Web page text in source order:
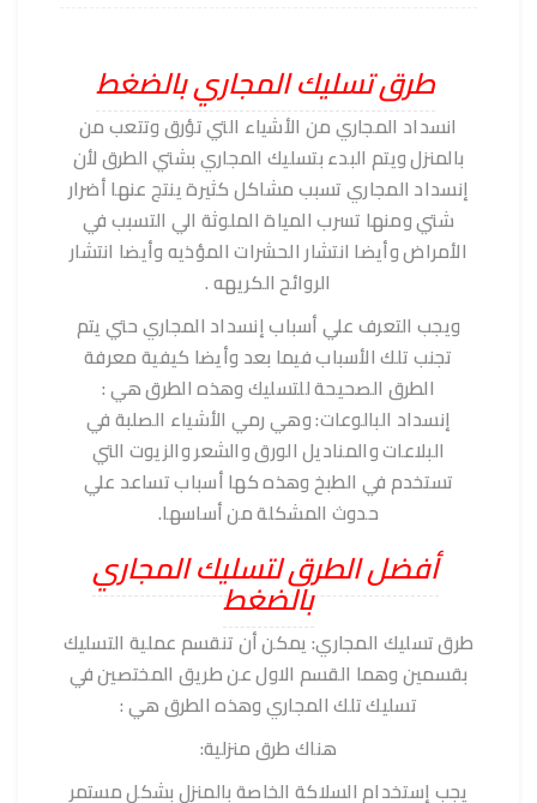
طرق تسليك المجاري بالضغط
انسداد المجاري من الأشياء التي تؤرق وتتعب من
بالمنزل ويتم البدء بتسليك المجاري بشتي الطرق لأن
إنسداد المجاري تسبب مشاكل كثيرة ينتج عنها أضرار
شتي ومنها تسرب المياة الملوثة الي التسبب في
الأمراض وأيضا انتشار الحشرات المؤذيه وأيضا انتشار
الروائح الكريهه .
ويجب التعرف علي أسباب إنسداد المجاري حتي يتم
تجنب تلك الأسباب فيما بعد وأيضا كيفية معرفة
الطرق الصحيحة للتسليكوهذه الطرق هي:
إنسداد البالوعات:وهي رمي الأشياء الصلبة في
البلاعات والمناديل الورق والشعر والزيوت التي
تستخدم في الطبخ وهذه كها أسباب تساعد علي
حدوث المشكلة من أساسها.
أفضل الطرق لتسليك المجاري
بالضغط
طرق تسليك المجاري: يمكن أن تنقسم عملية التسليك
بقسمين وهما القسم الاول عن طريق المختصين في
تسليك تلك المجاري وهذه الطرق هي :
هناك طرق منزلية:
يجب إستخدام السلاكة الخاصة بالمنزل بشكل مستمر